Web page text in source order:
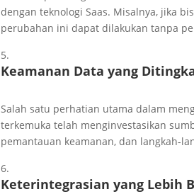
dengan teknologi Saas. Misalnya, jika
perubahan ini dapat dilakukan tanpa
Keamanan Data yang
Salah satu perhatian utama dalam
terkemuka telah menginvestasikan
pemantauan keamanan, dan langkah-
Keterintegrasian yang Lebih